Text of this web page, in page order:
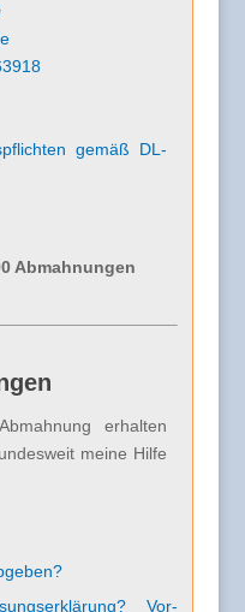
gemäß DL-
Abmahnungen
erhalten
meine Hilfe
Vor-